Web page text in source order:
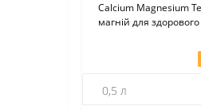
Calcium Magnesium
магній для здорового